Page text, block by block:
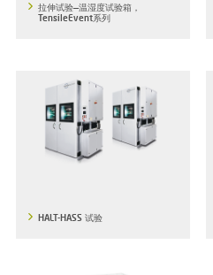
拉伸试验—温湿度试验箱，
TensileEvent系列
HALT-HASS 试验